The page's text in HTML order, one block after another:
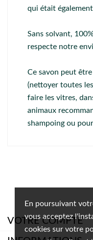
En poursuivant
vous acceptez
cookies sur votre
qui était
Sans solvant,
respecte notre
Ce savon peut
(nettoyer toutes
faire les vitres,
animaux
shampoing ou
VOTRE COMPTE